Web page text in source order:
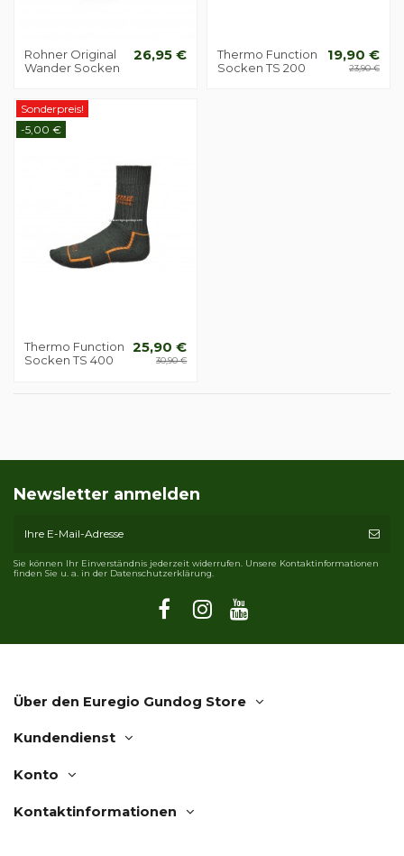
Rohner Original
Wander Socken
26,95 €
Thermo Function
Socken TS 200
19,90 €
23,90 €
Sonderpreis!
-5,00 €
Thermo Function
Socken TS 400
25,90 €
30,90 €
Newsletter anmelden
Sie können Ihr Einverständnis jederzeit widerrufen. Unsere Kontaktinformationen
finden Sie u. a. in der Datenschutzerklärung.
Über den Euregio Gundog Store
Kundendienst
Konto
Kontaktinformationen